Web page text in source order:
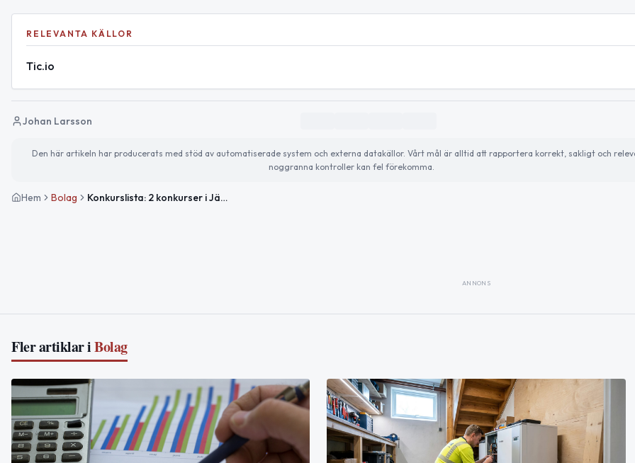
RELEVANTA KÄLLOR
Tic.io
Johan Larsson
Den här artikeln har producerats med stöd av automatiserade system och externa datakällor. Vårt mål är alltid att rapportera korrekt, sakligt och
noggranna kontroller kan fel förekomma.
Hem Bolag Konkurslista: 2 konkurser i Jämtland i juni – 1 i Åre
ANNONS
Fler artiklar iBolag